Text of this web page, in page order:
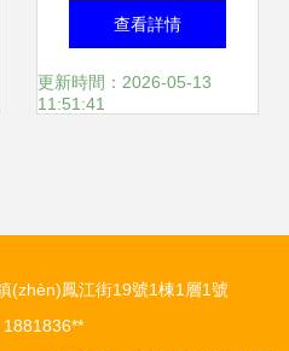
機械的詩篇，在動
畫中律動
查看詳情
更新時間：2026-05-13
11:51:41
(zhèn)鳳江街19號1棟1層1號
1881836**